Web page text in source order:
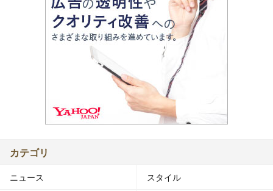
カテゴリ
ニュース スタイル